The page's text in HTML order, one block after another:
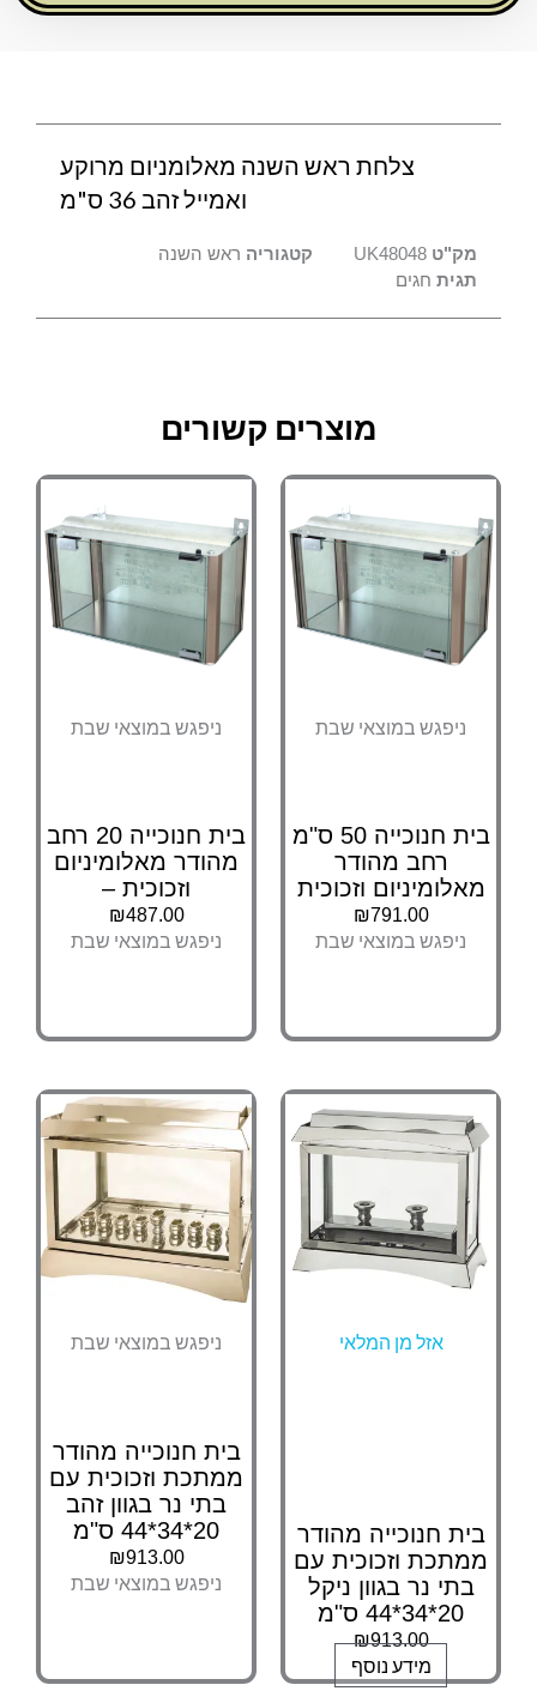
זהב
צלחת ראש השנה מאלומניום מרוקע
ואמייל זהב 36 ס"מ
מק"ט UK48048 קטגוריה ראש השנה
תגית חגים
מוצרים קשורים
ניפגש במוצאי שבת
בית חנוכייה 50 ס"מ
רחב מהודר
מאלומיניום וזכוכית
₪791.00
ניפגש במוצאי שבת
ניפגש במוצאי שבת
בית חנוכייה 20 רחב
מהודר מאלומיניום
וזכוכית –
₪487.00
ניפגש במוצאי שבת
אזל מן המלאי
בית חנוכייה מהודר
ממתכת וזכוכית עם
בתי נר בגוון ניקל
20*34*44 ס"מ
₪913.00
מידע נוסף
ניפגש במוצאי שבת
בית חנוכייה מהודר
ממתכת וזכוכית עם
בתי נר בגוון זהב
20*34*44 ס"מ
₪913.00
ניפגש במוצאי שבת